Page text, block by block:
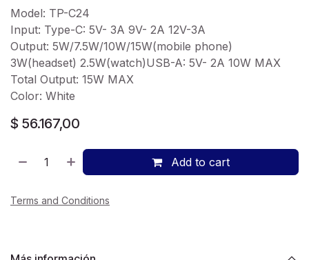
Model: TP-C24
Input: Type-C: 5V- 3A 9V- 2A 12V-3A
Output: 5W/7.5W/10W/15W(mobile phone)
3W(headset) 2.5W(watch)USB-A: 5V- 2A 10W MAX
Total Output: 15W MAX
Color: White
$ 56.167,00
Add to cart
Terms and Conditions